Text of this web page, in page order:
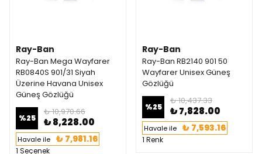
Ray-Ban
Ray-Ban Mega Wayfarer
RB0840S 901/31 Siyah
Üzerine Havana Unisex
Güneş Gözlüğü
%25
₺ 10,970.66
₺ 8,228.00
Havale ile ₺ 7,981.16
1 Seçenek
Ray-Ban
Ray-Ban RB2140 901 50
Wayfarer Unisex Güneş
Gözlüğü
%25
₺ 10,437.33
₺ 7,828.00
Havale ile ₺ 7,593.16
1 Renk